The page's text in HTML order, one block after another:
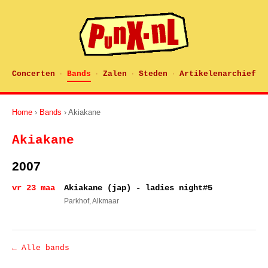
Concerten · Bands · Zalen · Steden · Artikelenarchief
Home › Bands › Akiakane
Akiakane
2007
vr 23 maa Akiakane (jap) - ladies night#5
Parkhof, Alkmaar
← Alle bands